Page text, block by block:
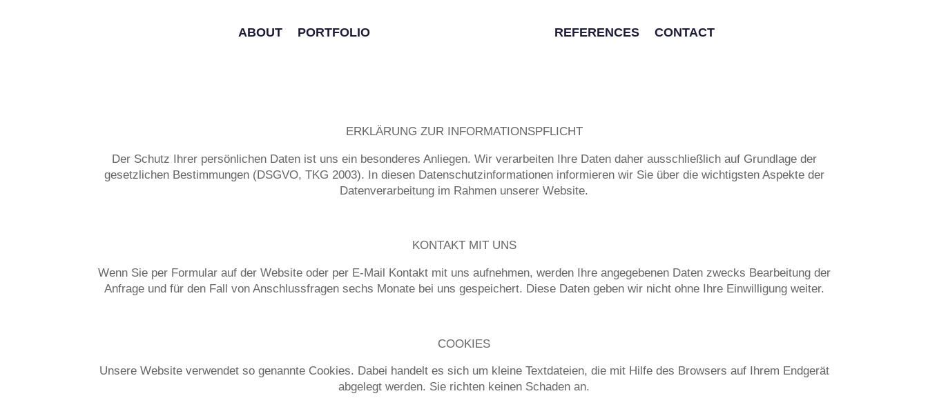
ABOUT PORTFOLIO REFERENCES CONTACT
ERKLÄRUNG ZUR INFORMATIONSPFLICHT
Der Schutz Ihrer persönlichen Daten ist uns ein besonderes Anliegen. Wir verarbeiten Ihre Daten daher ausschließlich auf Grundlage der
gesetzlichen Bestimmungen (DSGVO, TKG 2003). In diesen Datenschutzinformationen informieren wir Sie über die wichtigsten Aspekte der
Datenverarbeitung im Rahmen unserer Website.
KONTAKT MIT UNS
Wenn Sie per Formular auf der Website oder per E-Mail Kontakt mit uns aufnehmen, werden Ihre angegebenen Daten zwecks Bearbeitung der
Anfrage und für den Fall von Anschlussfragen sechs Monate bei uns gespeichert. Diese Daten geben wir nicht ohne Ihre Einwilligung weiter.
COOKIES
Unsere Website verwendet so genannte Cookies. Dabei handelt es sich um kleine Textdateien, die mit Hilfe des Browsers auf Ihrem Endgerät
abgelegt werden. Sie richten keinen Schaden an.